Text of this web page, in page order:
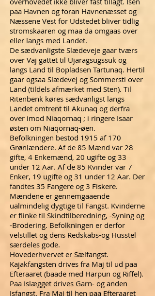
paa Havnen og foran Havnenæsset og
Næssene Vest for Udstedet bliver tidlig
stromskaaren og maa da omgaas over
eller langs med Landet.
De sædvanligste Slædeveje gaar tværs
over Vaj gattet til Ujaragsugssuk og
langs Land til Bopladsen Tartunaq. Hertil
gaar ogsaa Slædevej og Sommersti over
Land (tildels afmærket med Sten). Til
Ritenbenk køres sædvanligst langs
Landet omtrent til Akunaq og derfra
over imod Niaqornaq ; i ringere Isaar
østen om Niaqornaq-øen.
Befolkningen bestod 1915 af 170
Grønlændere. Af de 85 Mænd var 28
gifte, 4 Enkemænd, 20 ugifte og 33
under 12 Aar. Af de 85 Kvinder var 7
Enker, 19 ugifte og 31 under 12 Aar. Der
fandtes 35 Fangere og 3 Fiskere.
Mændene er gennemgaaende
ualmindelig dygtige til Fangst. Kvinderne
er flinke til Skindtilberedning, -Syning og
-Brodering. Befolkningen er derfor
velstillet og dens Redskabs-og Husstel
særdeles gode.
Hovederhvervet er Sælfangst.
Kajakfangsten drives fra Maj til ud paa
Efteraaret (baade med Harpun og Riffel).
Paa Islægget drives Garn- og anden
Isfangst. Fra Maj til hen paa Efteraaret